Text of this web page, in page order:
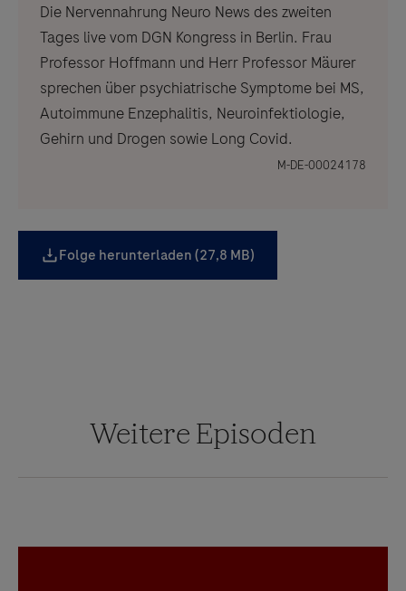
Die Nervennahrung Neuro News des zweiten
Tages live vom DGN Kongress in Berlin. Frau
Professor Hoffmann und Herr Professor Mäurer
sprechen über psychiatrische Symptome bei MS,
Autoimmune Enzephalitis, Neuroinfektiologie,
Gehirn und Drogen sowie Long Covid.
M-DE-00024178
Folge herunterladen (27,8 MB)
Weitere Episoden